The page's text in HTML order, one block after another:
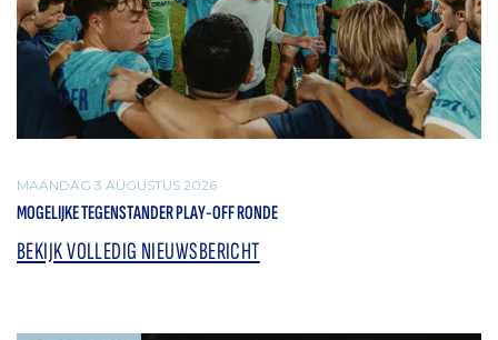
MAANDAG 3 AUGUSTUS 2026
MOGELIJKE TEGENSTANDER PLAY-OFF RONDE
BEKIJK VOLLEDIG NIEUWSBERICHT